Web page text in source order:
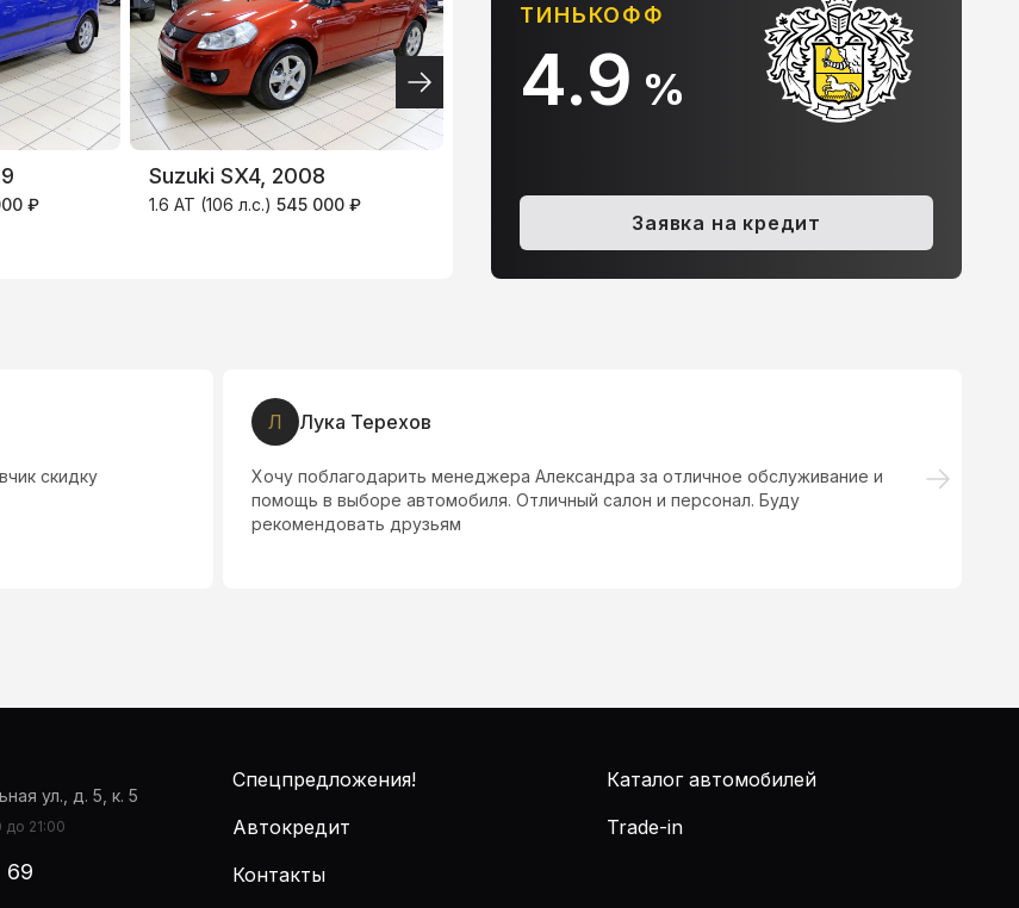
₽
Suzuki SX4, 2008
1.6 AT (106 л.с.) 545 000 ₽ 1.6 AT (122 л.с.) 1.6d AT (128 л.с.)489 000 ₽
ТИНЬКОФФ
4.9%
АЛЬФА-БАНК
10.9%
Заявка на кредит
скидку
Л Лука Терехов
Хочу поблагодарить менеджера Александра за отличное обслуживание и
помощь в выборе автомобиля. Отличный салон и персонал. Буду
рекомендовать друзьям
ул., д. 5, к. 5
до 21:00
69
Спецпредложения!
Каталог автомобилей
Автокредит
Trade-in
Контакты